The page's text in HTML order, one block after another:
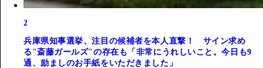
2
兵庫県知事選挙、注目の候補者を本人直撃！ サイン求め
る"斎藤ガールズ"の存在も「非常にうれしいこと。今日も9
通、励ましのお手紙をいただきました」